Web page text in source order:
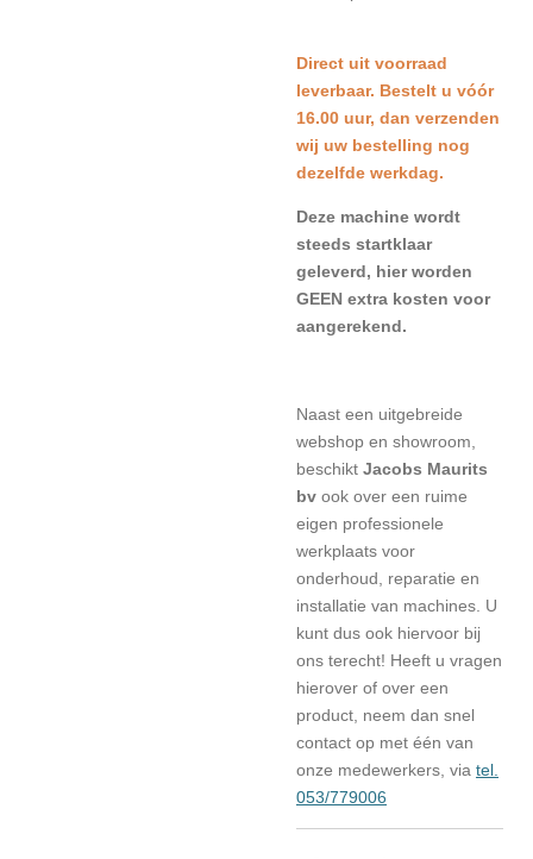
Direct uit voorraad
leverbaar. Bestelt u vóór
16.00 uur, dan verzenden
wij uw bestelling nog
dezelfde werkdag.
Deze machine wordt
steeds startklaar
geleverd, hier worden
GEEN extra kosten voor
aangerekend.
Naast een uitgebreide
webshop en showroom,
beschikt Jacobs Maurits
bv ook over een ruime
eigen professionele
werkplaats voor
onderhoud, reparatie en
installatie van machines. U
kunt dus ook hiervoor bij
ons terecht! Heeft u vragen
hierover of over een
product, neem dan snel
contact op met één van
onze medewerkers, via tel.
053/779006